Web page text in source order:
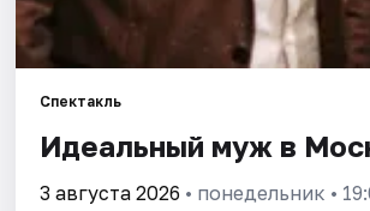
Спектакль
Идеальный муж в
3 августа 2026 • понедельник •